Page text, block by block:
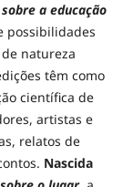
a educação
possibilidades
natureza
têm como
científica de
artistas e
relatos de
Nascida